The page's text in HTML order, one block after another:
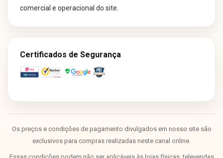
comercial e operacional do site.
Certificados de Segurança
Os preços e condições de pagamento divulgados em nosso site são
exclusivos para compras realizadas neste canal online.